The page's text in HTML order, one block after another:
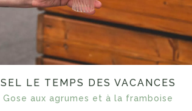
SEL LE TEMPS DES VACANCES
Gose aux agrumes et à la framboise